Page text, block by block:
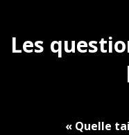
Les
« Quelle